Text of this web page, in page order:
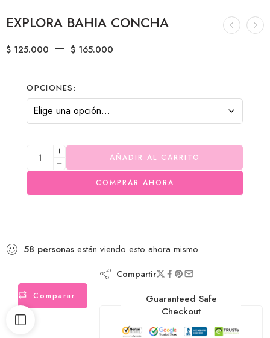
EXPLORA BAHIA CONCHA
$ 125.000 – $ 165.000
OPCIONES:
AÑADIR AL CARRITO
COMPRAR AHORA
58 personas están viendo esto ahora mismo
Comparar
Compartir
Guaranteed Safe
Checkout